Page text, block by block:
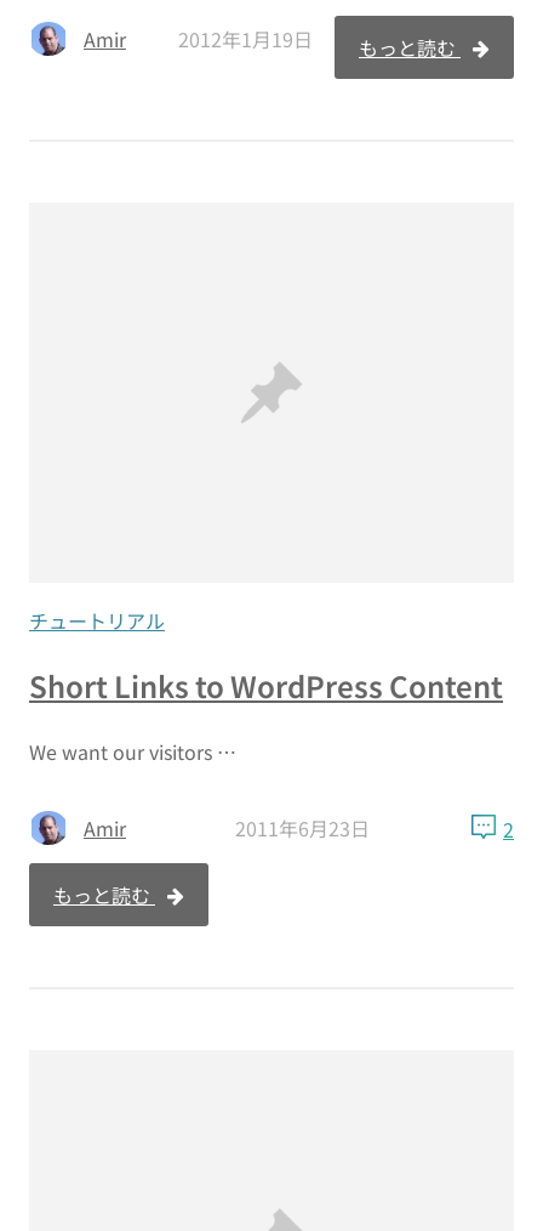
Amir 2012年1月19日 もっと読む
チュートリアル
Short Links to WordPress Content
We want our visitors …
Amir 2011年6月23日 2
もっと読む